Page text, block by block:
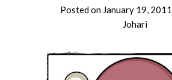
Posted on January 19, 2011
Johari